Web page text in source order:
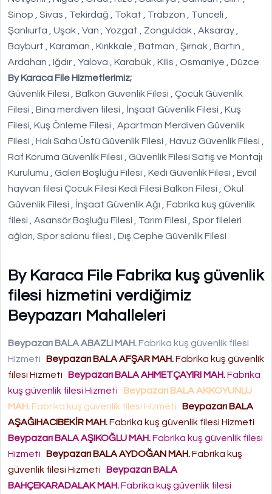
Sinop , Sivas , Tekirdağ , Tokat , Trabzon , Tunceli ,
Şanlıurfa , Uşak , Van , Yozgat , Zonguldak , Aksaray ,
Bayburt , Karaman , Kırıkkale , Batman , Şırnak , Bartın ,
Ardahan , Iğdır , Yalova , Karabük , Kilis , Osmaniye , Düzce
By Karaca File Hizmetlerimiz;
Güvenlik Filesi , Balkon Güvenlik Filesi , Çocuk Güvenlik
Filesi , Bina merdiven filesi , İnşaat Güvenlik Filesi , Kuş
Filesi, Kuş Önleme Filesi , Apartman Merdiven Güvenlik
Filesi , Halı Saha Üstü Güvenlik Filesi , Havuz Güvenlik Filesi ,
Raf Koruma Güvenlik Filesi , Güvenlik Filesi Satış ve Montajı
Kurulumu , Galeri Boşluğu Filesi , Kedi Güvenlik Filesi , Evcil
hayvan filesi Çocuk Filesi Kedi Filesi Balkon Filesi , Okul
Güvenlik Filesi , İnşaat Güvenlik Ağı , Fabrika kuş güvenlik
filesi , Asansör Boşluğu Filesi , Tarım Filesi , Spor fileleri
ağları, Spor salonu filesi , Dış Cephe Güvenlik Filesi
By Karaca File Fabrika kuş güvenlik
filesi hizmetini verdiğimiz
Beypazarı Mahalleleri
Beypazarı BALA ABAZLI MAH.Fabrika kuş güvenlik filesi
Hizmeti
Beypazarı BALA AFŞAR MAH.Fabrika kuş güvenlik
filesi Hizmeti
Beypazarı BALA AHMETÇAYIRI MAH.Fabrika
kuş güvenlik filesi Hizmeti
Beypazarı BALA AKKOYUNLU
MAH. Fabrika kuş güvenlik filesi Hizmeti
Beypazarı BALA
AŞAĞIHACIBEKİR MAH.Fabrika kuş güvenlik filesi Hizmeti
Beypazarı BALA AŞIKOĞLU MAH.Fabrika kuş güvenlik filesi
Hizmeti
Beypazarı BALA AYDOĞAN MAH.Fabrika kuş
güvenlik filesi Hizmeti
Beypazarı BALA
BAHÇEKARADALAK MAH.Fabrika kuş güvenlik filesi